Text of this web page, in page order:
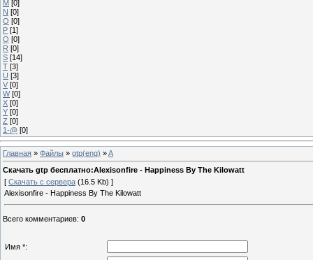
M [0]
N [0]
O [0]
P [1]
Q [0]
R [0]
S [14]
T [3]
U [3]
V [0]
W [0]
X [0]
Y [0]
Z [0]
1-@ [0]
Главная » Файлы » gtp(eng) »A
Скачать gtp бесплатно:Alexisonfire - Happiness By The Kilowatt
[ Скачать с сервера (16.5 Kb) ]
Alexisonfire - Happiness By The Kilowatt
Всего комментариев: 0
Имя *: